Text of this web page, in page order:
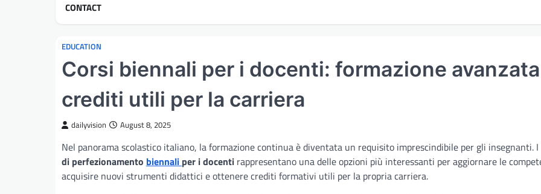
CONTACT
EDUCATION
Corsi biennali per i docenti: formazione
crediti utili per la carriera
dailyvision August 8, 2025
Nel panorama scolastico italiano, la formazione continua è diventata un requisito imprescindibile per gli insegnanti. I
di perfezionamento biennali per i docenti rappresentano una delle opzioni più interessanti per aggiornare le
acquisire nuovi strumenti didattici e ottenere crediti formativi utili per la propria carriera.